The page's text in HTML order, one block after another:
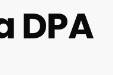
DPA